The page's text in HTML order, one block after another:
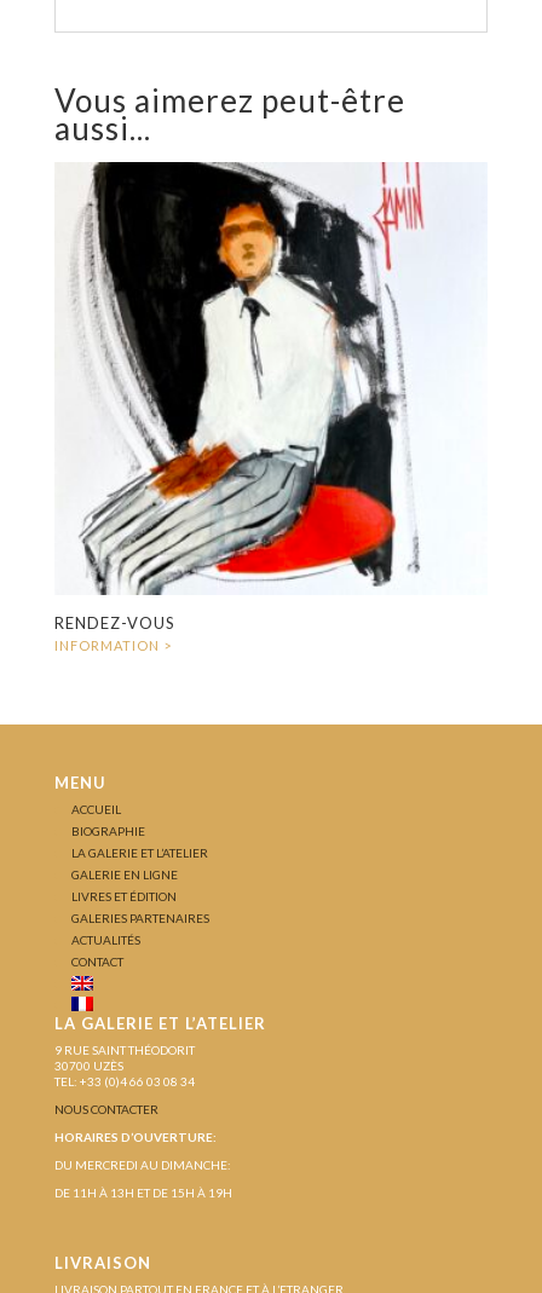
Vous aimerez peut-être
aussi...
RENDEZ-VOUS
MENU
ACCUEIL
BIOGRAPHIE
LA GALERIE ET L’ATELIER
GALERIE EN LIGNE
LIVRES ET ÉDITION
GALERIES PARTENAIRES
ACTUALITÉS
CONTACT
LA GALERIE ET L’ATELIER
9 RUE SAINT THÉODORIT
30700 UZÈS
TEL: +33 (0)4 66 03 08 34
NOUS CONTACTER
HORAIRES D’OUVERTURE:
DU MERCREDI AU DIMANCHE:
DE 11H À 13H ET DE 15H À 19H
LIVRAISON
LIVRAISON PARTOUT EN FRANCE ET À L’ETRANGER